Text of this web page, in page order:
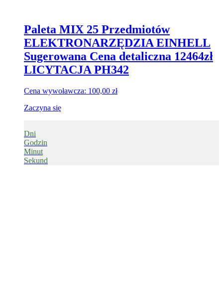
Paleta MIX 25 Przedmiotów
ELEKTRONARZĘDZIA EINHELL
Sugerowana Cena detaliczna 12464zł
LICYTACJA PH342
Cena wywoławcza: 100,00 zł
Zaczyna się
Dni
Godzin
Minut
Sekund